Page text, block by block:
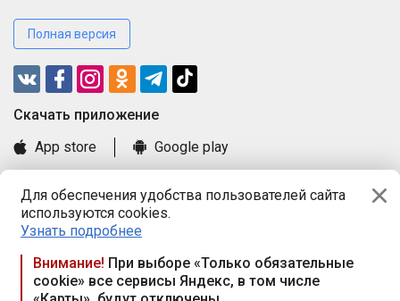
Для обеспечения удобства пользователей сайта
используются cookies.
Узнать подробнее
Внимание! При выборе «Только обязательные
cookie» все сервисы Яндекс, в том числе
Полная версия
Cкачать приложение
App store
Google play
Книга замечаний и предложений
Правила и документы
Praca.by © 2000—2026, ООО «ПРАЦА БАЙ»
Республика Беларусь, 220114, г. Минск, пр-т Независимости
117а, пом. № 9.